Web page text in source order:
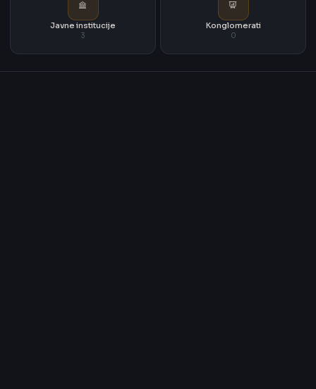
Javne institucije
3
Konglomerati
0